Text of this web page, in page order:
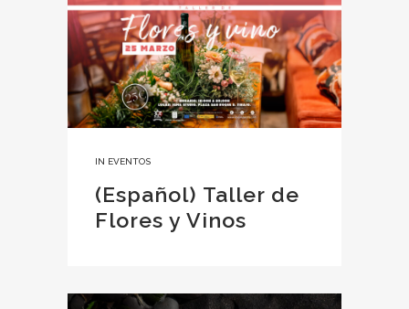
IN EVENTOS
(Español) Taller de
Flores y Vinos